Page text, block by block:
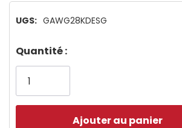
UGS: GAWG28KDESG
Dépêchez-
vous!
Quantité :